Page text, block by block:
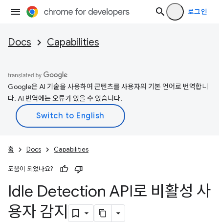
로그인
Docs Capabilities
Google은 AI 기술을 사용하여 콘텐츠를 사용자의 기본 언어로 번역합니
다. AI 번역에는 오류가 있을 수 있습니다.
홈 Docs Capabilities
도움이 되었나요?
Idle Detection API로 비활성 사
용자 감지